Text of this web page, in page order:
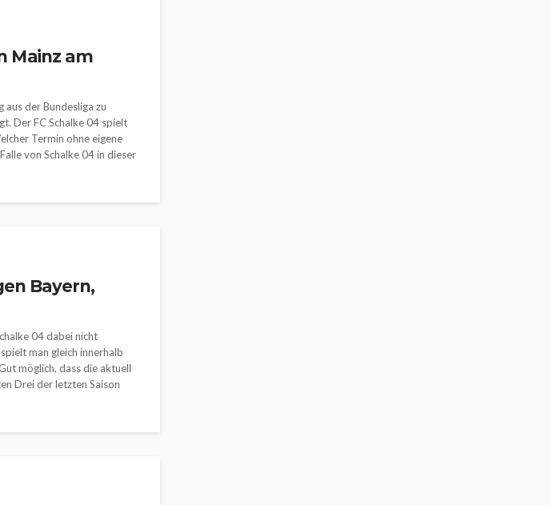
Mainz am
der Bundesliga zu
Der FC Schalke 04 spielt
Termin ohne eigene
von Schalke 04 in dieser
Bayern,
04 dabei nicht
man gleich innerhalb
möglich, dass die aktuell
Drei der letzten Saison